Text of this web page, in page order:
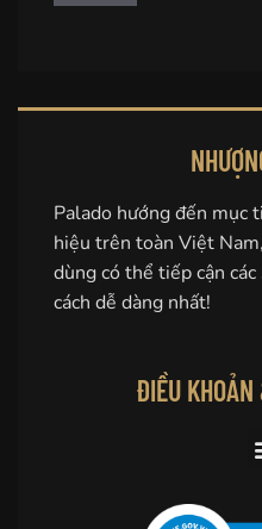
Palado hướng đến mục
hiệu trên toàn Việt
dùng có thể tiếp cận
cách dễ dàng nhất!
ĐIỀU